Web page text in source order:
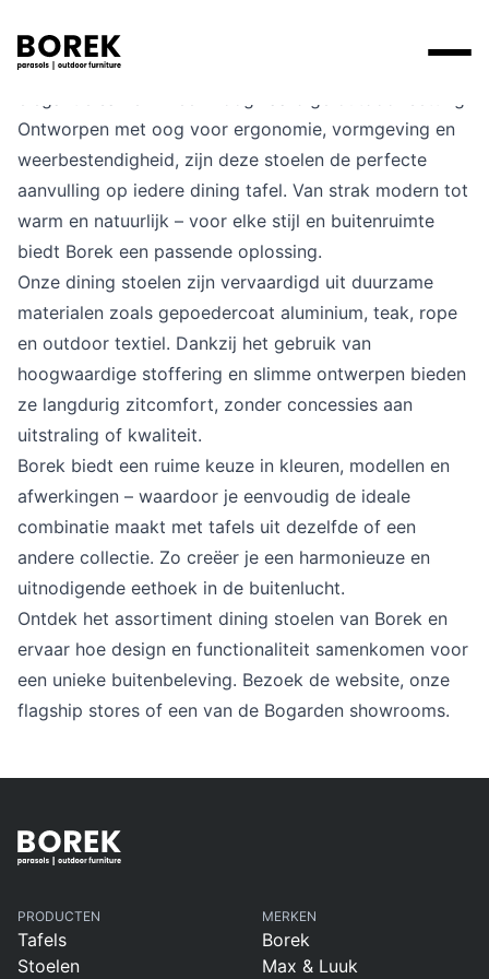
Producten
Alle producten
Tafels
Lounge
Parasols
Stoelen
Overig
Deals
Collecties
Merken
Ontdek onze merken
Borek
Max & Luuk
Yoi
Projecten
Verkooppunten
Verkooppunten
Flagship stores
Premium stores
Verkooppunten zoeken
Designers
Prijscatalogi
Flagship stores
Contact
3D modellen
Nieuws
Over ons
Taalkeuze
Zoek
De dining stoelen van Borek brengen comfort en
Ontworpen met oog voor ergonomie, vormgeving en
weerbestendigheid, zijn deze stoelen de perfecte
aanvulling op iedere dining tafel. Van strak modern tot
warm en natuurlijk – voor elke stijl en buitenruimte
biedt Borek een passende oplossing.
Onze dining stoelen zijn vervaardigd uit duurzame
materialen zoals gepoedercoat aluminium, teak, rope
en outdoor textiel. Dankzij het gebruik van
hoogwaardige stoffering en slimme ontwerpen bieden
ze langdurig zitcomfort, zonder concessies aan
uitstraling of kwaliteit.
Borek biedt een ruime keuze in kleuren, modellen en
afwerkingen – waardoor je eenvoudig de ideale
combinatie maakt met tafels uit dezelfde of een
andere collectie. Zo creëer je een harmonieuze en
uitnodigende eethoek in de buitenlucht.
Ontdek het assortiment dining stoelen van Borek en
ervaar hoe design en functionaliteit samenkomen voor
een unieke buitenbeleving. Bezoek de website, onze
flagship stores of een van de Bogarden showrooms.
PRODUCTEN
Tafels
Stoelen
MERKEN
Borek
Max & Luuk